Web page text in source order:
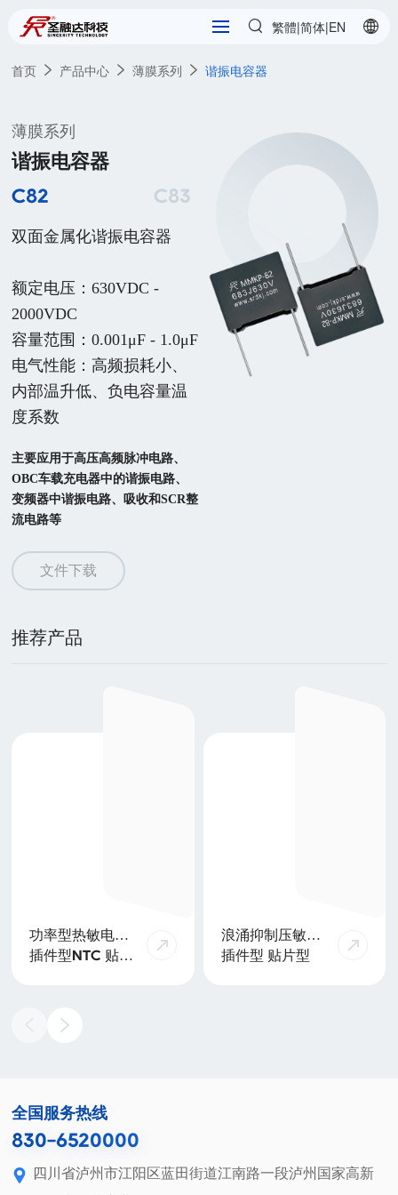
繁體|简体|EN
首页 产品中心 薄膜系列 谐振电容器
薄膜系列
谐振电容器
C82 C83
双面金属化谐振电容器
额定电压：630VDC -
2000VDC
容量范围：0.001μF - 1.0μF
电气性能：高频损耗小、
内部温升低、负电容量温
度系数
主要应用于高压高频脉冲电路、
OBC车载充电器中的谐振电路、
变频器中谐振电路、吸收和SCR整
流电路等
文件下载
推荐产品
功率型热敏电阻
器
插件型NTC 贴片
浪涌抑制压敏电
阻
插件型 贴片型
全国服务热线
830-6520000
四川省泸州市江阳区蓝田街道江南路一段泸州国家高新